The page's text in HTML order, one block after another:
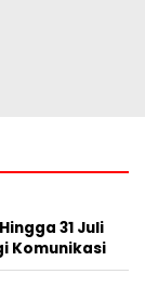
31 Juli
Komunikasi